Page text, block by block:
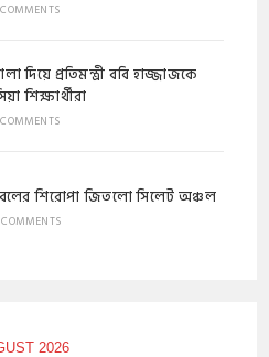
দিয়ে প্রতিমন্ত্রী ববি হাজ্জাজকে
শিক্ষার্থীরা
শিরোপা জিতলো সিলেট অঞ্চল
2026